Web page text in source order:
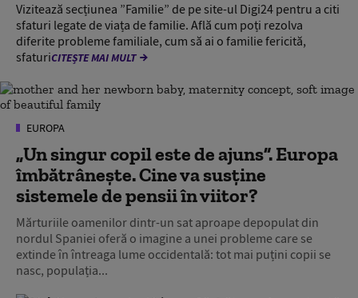
Vizitează secțiunea ”Familie” de pe site-ul Digi24 pentru a citi
sfaturi legate de viața de familie. Află cum poți rezolva
diferite probleme familiale, cum să ai o familie fericită,
sfaturiCITEȘTE MAI MULT
EUROPA
„Un singur copil este de ajuns”. Europa
îmbătrânește. Cine va susține
sistemele de pensii în viitor?
Mărturiile oamenilor dintr-un sat aproape depopulat din
nordul Spaniei oferă o imagine a unei probleme care se
extinde în întreaga lume occidentală: tot mai puțini copii se
nasc, populația...